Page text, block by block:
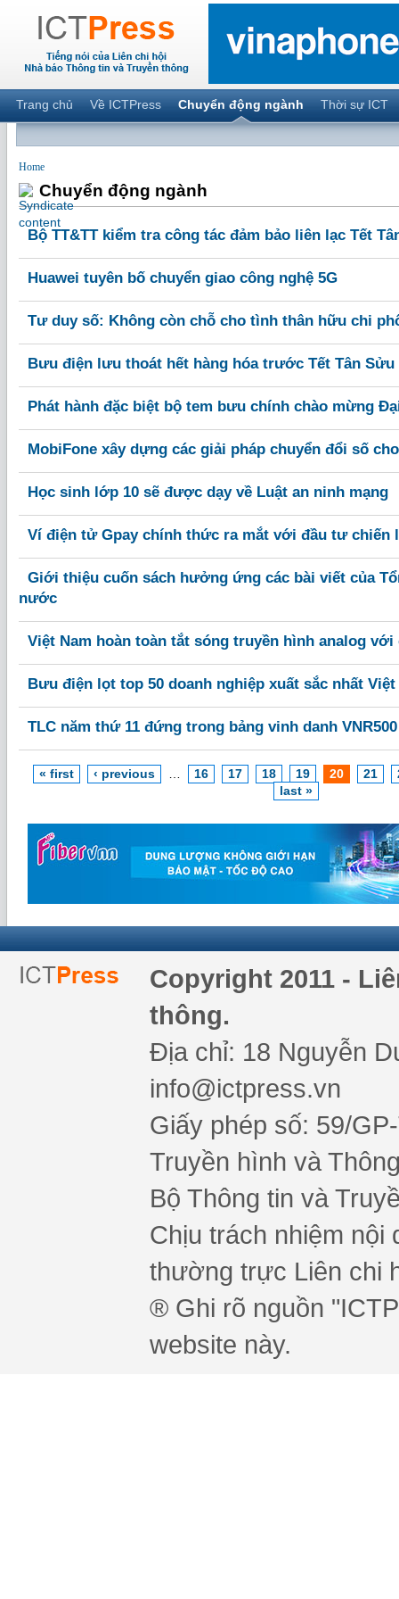
Trang chủ Về ICTPress Chuyển động ngành Thời sự ICT
Home
Chuyển động ngành
Bộ TT&TT kiểm tra công tác đảm bảo liên lạc Tết
Huawei tuyên bố chuyển giao công nghệ 5G
Tư duy số: Không còn chỗ cho tình thân hữu chi
Bưu điện lưu thoát hết hàng hóa trước Tết Tân Sửu
Phát hành đặc biệt bộ tem bưu chính chào mừng
MobiFone xây dựng các giải pháp chuyển đổi số
Học sinh lớp 10 sẽ được dạy về Luật an ninh mạng
Ví điện tử Gpay chính thức ra mắt với đầu tư chiến
Giới thiệu cuốn sách hưởng ứng các bài viết của
nước
Việt Nam hoàn toàn tắt sóng truyền hình analog với
Bưu điện lọt top 50 doanh nghiệp xuất sắc nhất Việt
TLC năm thứ 11 đứng trong bảng vinh danh VNR500
« first ‹ previous 16 17 18 19 20 21
last »
Copyright 2011 -
thông.
Địa chỉ: 18 Nguyễn
info@ictpress.vn
Giấy phép số: 59/
Truyền hình và
Bộ Thông tin và
Chịu trách nhiệm nội
thường trực Liên chi
® Ghi rõ nguồn
website này.